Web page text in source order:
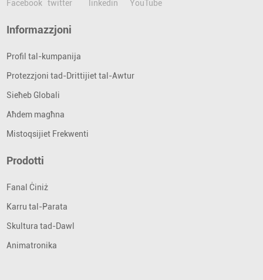
Informazzjoni
Profil tal-kumpanija
Protezzjoni tad-Drittijiet tal-Awtur
Sieħeb Globali
Aħdem magħna
Mistoqsijiet Frekwenti
Prodotti
Fanal Ċiniż
Karru tal-Parata
Skultura tad-Dawl
Animatronika